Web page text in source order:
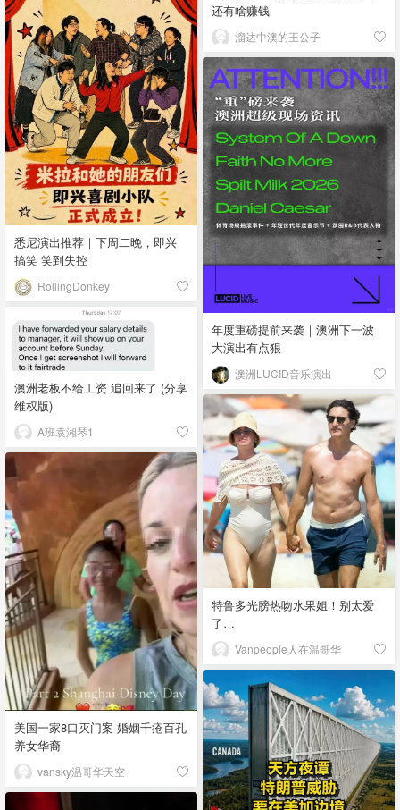
还有啥赚钱
溜达中澳的王公子
悉尼演出推荐｜下周二晚，即兴
搞笑 笑到失控
RollingDonkey
年度重磅提前来袭｜澳洲下一波
大演出有点狠
澳洲LUCID音乐演出
澳洲老板不给工资 追回来了 (分享
维权版)
A班袁湘琴1
特鲁多光膀热吻水果姐！别太爱
了…
Vanpeople人在温哥华
美国一家8口灭门案 婚姻千疮百孔
养女华裔
vansky温哥华天空